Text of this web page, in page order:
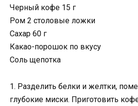
Черный кофе 15 г
Ром 2 столовые ложки
Сахар 60 г
Какао-порошок по вкусу
Соль щепотка
1. Разделить белки и желтки,
глубокие миски. Приготовить